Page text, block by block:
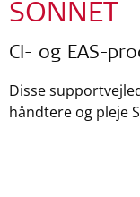
SONNET
CI- og EAS-
Disse
håndtere og pleje